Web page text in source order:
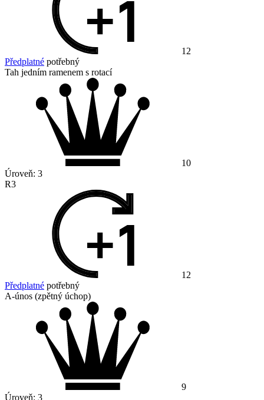
12
Předplatné potřebný
Tah jedním ramenem s rotací
10
Úroveň: 3
R3
12
Předplatné potřebný
A-únos (zpětný úchop)
9
Úroveň: 3